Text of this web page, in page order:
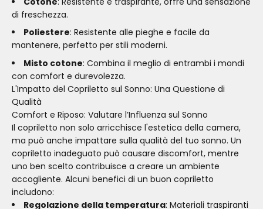
di freschezza.
Poliestere: Resistente alle pieghe e facile da
mantenere, perfetto per stili moderni.
Misto cotone: Combina il meglio di entrambi i mondi
con comfort e durevolezza.
L'Impatto del Copriletto sul Sonno: Una Questione di
Qualità
Comfort e Riposo: Valutare l’Influenza sul Sonno
Il copriletto non solo arricchisce l'estetica della camera,
ma può anche impattare sulla qualità del tuo sonno. Un
copriletto inadeguato può causare discomfort, mentre
uno ben scelto contribuisce a creare un ambiente
accogliente. Alcuni benefici di un buon copriletto
includono:
Regolazione della temperatura: Materiali traspiranti